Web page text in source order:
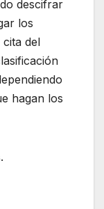
descifrar
los
del
hagan los